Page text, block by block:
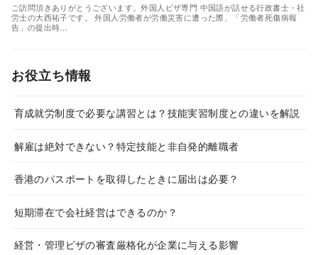
ご訪問頂きありがとうございます。外国人ビザ専門 中国語が話せる行政書士・社
労士の大西祐子です。 外国人労働者が労働災害に遭った際、「労働者死傷病報
告」の提出時…
お役立ち情報
育成就労制度で必要な講習とは？技能実習制度との違いを解説
解雇は絶対できない？特定技能と非自発的離職者
香港のパスポートを取得したときに届出は必要？
短期滞在で会社経営はできるのか？
経営・管理ビザの審査厳格化が企業に与える影響